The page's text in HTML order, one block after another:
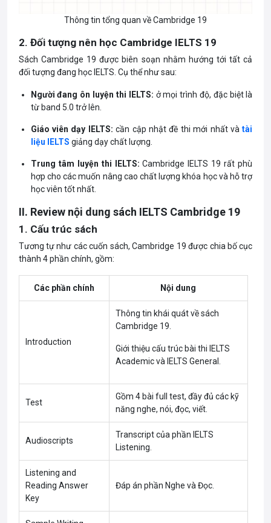
Thông tin tổng quan về Cambridge 19
2. Đối tượng nên học Cambridge IELTS 19
Sách Cambridge 19 được biên soạn nhằm hướng tới tất cả
đối tượng đang học IELTS. Cụ thể như sau:
Người đang ôn luyện thi IELTS: ở mọi trình độ, đặc biệt là
từ band 5.0 trở lên.
Giáo viên dạy IELTS: cần cập nhật đề thi mới nhất vàtài
liệu IELTS giảng dạy chất lượng.
Trung tâm luyện thi IELTS:Cambridge IELTS 19 rất phù
hợp cho cácmuốn nâng cao chất lượng khóa học và hỗ trợ
học viên tốt nhất.
II. Review nội dung sách IELTS Cambridge 19
1. Cấu trúc sách
Tương tự như các cuốn sách, Cambridge 19 được chia bố cục
thành 4 phần chính, gồm:
Các phần chính Nội dung
Introduction
Thông tin khái quát về sách
Cambridge 19.
Giới thiệu cấu trúc bài thi IELTS
Academic và IELTS General.
Test
Gồm 4 bài full test, đầy đủ các kỹ
năng nghe, nói, đọc, viết.
Audioscripts
Transcript của phần IELTS
Listening.
Listening and
Reading Answer
Key
Đáp án phần Nghe và Đọc.